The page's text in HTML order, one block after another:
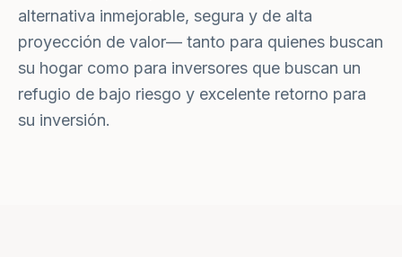
alternativa inmejorable, segura y de alta
proyección de valor— tanto para quienes buscan
su hogar como para inversores que buscan un
refugio de bajo riesgo y excelente retorno para
su inversión.